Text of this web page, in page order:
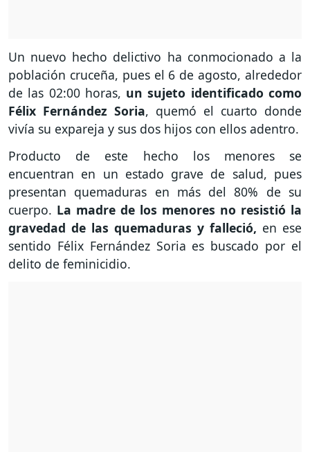
Un nuevo hecho delictivo ha conmocionado a la
población cruceña, pues el 6 de agosto, alrededor
de las 02:00 horas, un sujeto identificado como
Félix Fernández Soria, quemó el cuarto donde
vivía su expareja y sus dos hijos con ellos adentro.
Producto de este hecho los menores se
encuentran en un estado grave de salud, pues
presentan quemaduras en más del 80% de su
cuerpo. La madre de los menores no resistió la
gravedad de las quemaduras y falleció, en ese
sentido Félix Fernández Soria es buscado por el
delito de feminicidio.